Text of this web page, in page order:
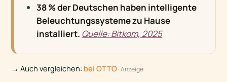
38 % der Deutschen haben intelligente
Beleuchtungssysteme zu Hause
installiert. Quelle: Bitkom, 2025
→ Auch vergleichen: bei OTTO· Anzeige